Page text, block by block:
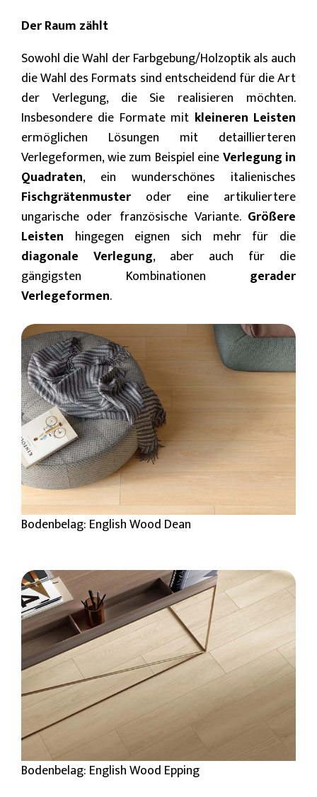
Der Raum zählt
Sowohl die Wahl der Farbgebung/Holzoptik als auch
die Wahl des Formats sind entscheidend für die Art
der Verlegung, die Sie realisieren möchten.
Insbesondere die Formate mit kleineren Leisten
ermöglichen Lösungen mit detaillierteren
Verlegeformen, wie zum Beispiel eineVerlegung in
Quadraten, ein wunderschönes italienisches
Fischgrätenmuster oder eine artikuliertere
ungarische oder französische Variante. Größere
Leisten hingegen eignen sich mehr für die
diagonale Verlegung, aber auch für die
gängigsten Kombinationen gerader
Verlegeformen.
Bodenbelag: English Wood Dean
Bodenbelag: English Wood Epping